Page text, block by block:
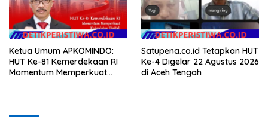
Ketua Umum APKOMINDO:
HUT Ke-81 Kemerdekaan RI
Momentum Memperkuat
Emas 2045
Satupena.co.id Tetapkan HUT
Ke-4 Digelar 22 Agustus 2026
di Aceh Tengah